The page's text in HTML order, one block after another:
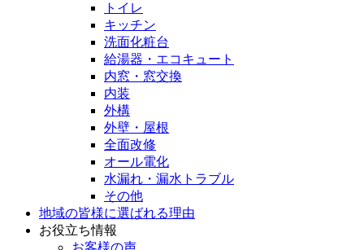
トイレ
キッチン
洗面化粧台
給湯器・エコキュート
内窓・窓交換
内装
外構
外壁・屋根
全面改修
オール電化
水漏れ・漏水トラブル
その他
地域の皆様に選ばれる理由
お役立ち情報